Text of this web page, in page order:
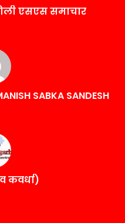
एसएस समाचार
SABKA SANDESH
कवर्धा)